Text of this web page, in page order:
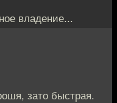
владение...
зато быстрая.